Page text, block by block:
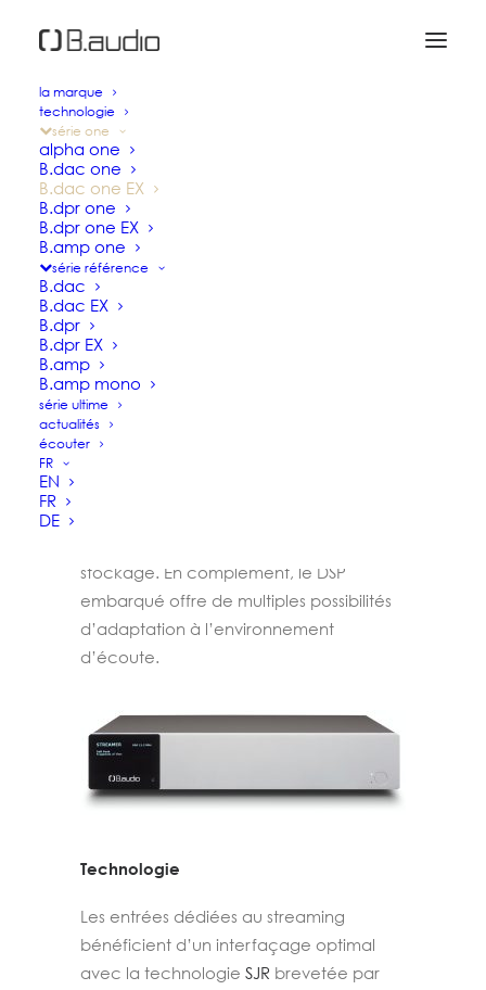
la marque
technologie
série one
alpha one
B.dac one
B.dac one EX
B.dpr one
B.dpr one EX
B.amp one
série référence
B.dac
B.dac EX
B.dpr
B.dpr EX
B.amp
B.amp mono
série ultime
actualités
écouter
FR
EN
FR
DE
B.dac one EX
DAC / STREAMER / SERVEUR
Tirant le meilleur parti de tous les formats
numériques, le B.dac one EX reprend les
principaux raffinements technologiques
introduits sur nos convertisseurs de
référence pour délivrer un son naturel et
dynamique, riche en micro-informations.
stockage. En complément, le DSP
embarqué offre de multiples possibilités
d’adaptation à l’environnement
d’écoute.
Technologie
Les entrées dédiées au streaming
bénéficient d’un interfaçage optimal
avec la technologie SJR brevetée par